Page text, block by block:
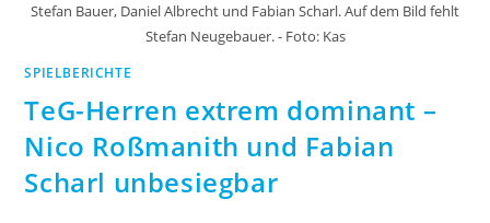
Stefan Bauer, Daniel Albrecht und Fabian Scharl. Auf dem Bild fehlt
Stefan Neugebauer. - Foto: Kas
SPIELBERICHTE
TeG-Herren extrem dominant –
Nico Roßmanith und Fabian
Scharl unbesiegbar